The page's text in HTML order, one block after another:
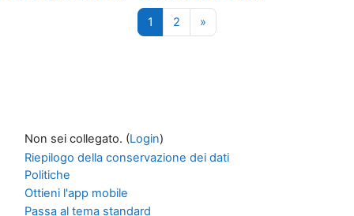
1 Pagina 1
2 Pagina 2
»
Non sei collegato. (Login)
Riepilogo della conservazione dei dati
Politiche
Ottieni l'app mobile
Passa al tema standard